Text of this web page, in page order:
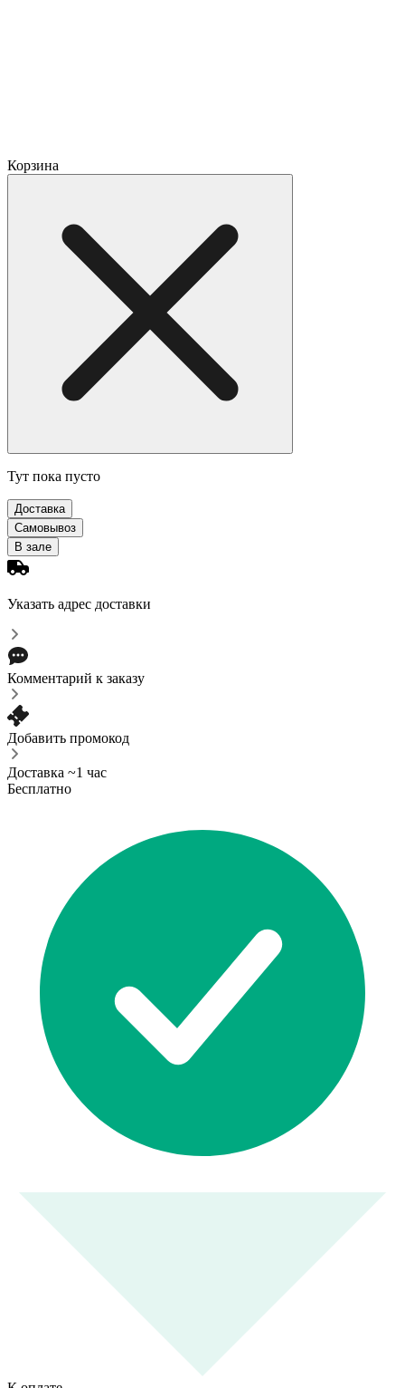
Корзина
Тут пока пусто
Доставка
Самовывоз
В зале
Указать адрес доставки
Комментарий к заказу
Добавить промокод
Доставка ~1 час
Бесплатно